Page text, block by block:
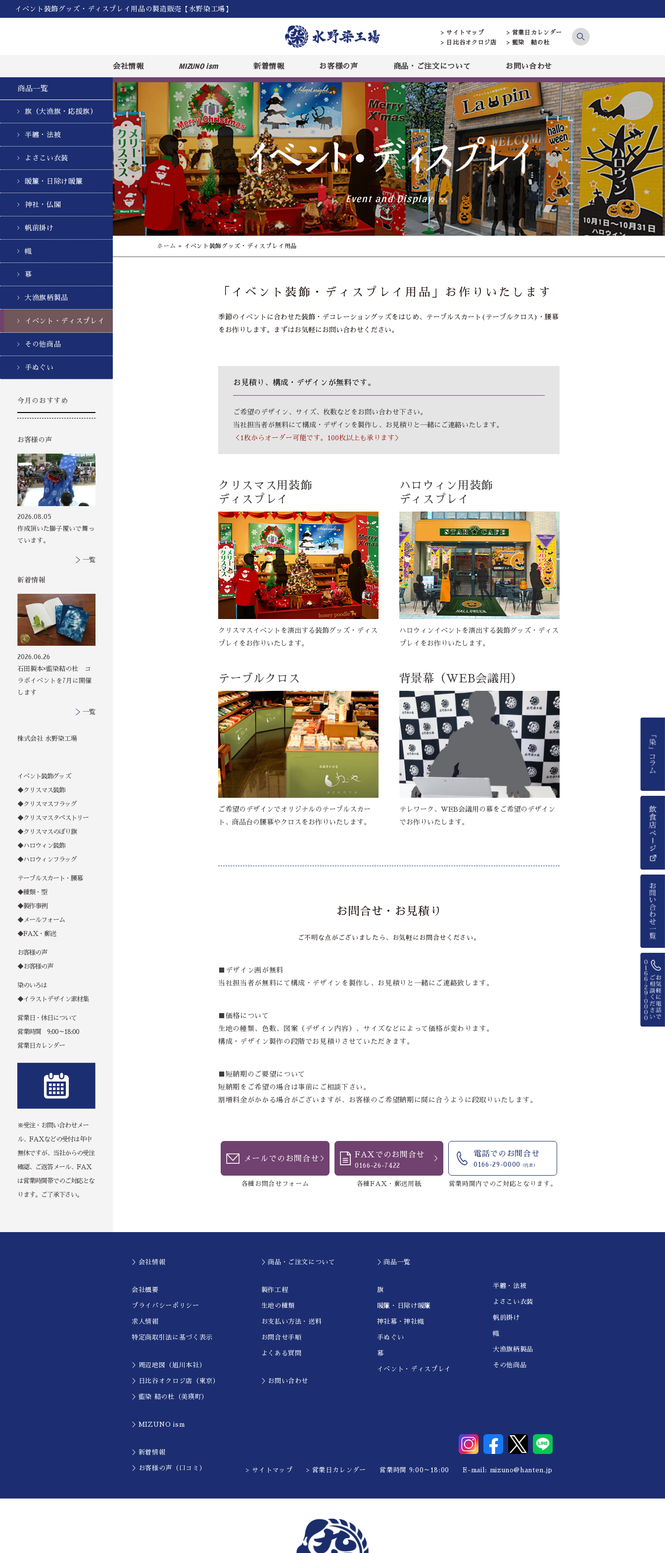
イベント装飾グッズ・ディスプレイ用品の製造販売【水野染工場】
> サイトマップ
> 営業日カレンダー
> 日比谷オクロジ店
> 藍染 結の杜
会社情報 MIZUNO ism 新着情報 お客様の声 商品・ご注文について お問い合わせ
商品一覧
旗（大漁旗・応援旗）
半纏・法被
よさこい衣装
暖簾・日除け暖簾
神社・仏閣
帆前掛け
幟
幕
大漁旗柄製品
イベント・ディスプレイ
その他商品
手ぬぐい
今月のおすすめ
お客様の声
その他の印染商
品
2026.08.05
作成頂いた獅子覆いで舞っ
ています。
一覧
新着情報
2026.06.26
石田製本×藍染結の杜 コ
ラボイベントを7月に開催
します
一覧
株式会社 水野染工場
イベント装飾グッズ
◆クリスマス装飾
◆クリスマスフラッグ
◆クリスマスタペストリー
◆クリスマスのぼり旗
◆ハロウィン装飾
◆ハロウィンフラッグ
テーブルスカート・腰幕
◆種類・型
◆製作事例
◆メールフォーム
◆FAX・郵送
お客様の声
◆お客様の声
染のいろは
◆イラストデザイン素材集
営業日・休日について
営業時間 9:00～18:00
営業日カレンダー
※受注・お問い合わせメー
ル、FAXなどの受付は年中
無休ですが、当社からの受注
確認、ご返答メール、FAX
は営業時間帯でのご対応とな
ります。ご了承下さい。
Event and Display
ホーム » イベント装飾グッズ・ディスプレイ用品
「イベント装飾・ディスプレイ用品」お作りいたします
季節のイベントに合わせた装飾・デコレーショングッズをはじめ、テーブルスカート(テーブルクロス)・腰幕
をお作りします。まずはお気軽にお問い合わせください。
お見積り、構成・デザインが無料です。
ご希望のデザイン、サイズ、枚数などをお問い合わせ下さい。
当社担当者が無料にて構成・デザインを製作し、お見積りと一緒にご連絡いたします。
＜1枚からオーダー可能です。100枚以上も承ります＞
クリスマス用装飾
ディスプレイ
クリスマスイベントを演出する装飾グッズ・ディス
プレイをお作りいたします。
ハロウィン用装飾
ディスプレイ
ハロウィンイベントを演出する装飾グッズ・ディス
プレイをお作りいたします。
テーブルクロス
ご希望のデザインでオリジナルのテーブルスカー
ト、商品台の腰幕やクロスをお作りいたします。
背景幕（WEB会議用）
テレワーク、WEB会議用の幕をご希望のデザイン
でお作りいたします。
お問合せ・お見積り
ご不明な点がございましたら、お気軽にお問合せください。
■デザイン画が無料
当社担当者が無料にて構成・デザインを製作し、お見積りと一緒にご連絡致します。
■価格について
生地の種類、色数、図案（デザイン内容）、サイズなどによって価格が変わります。
構成・デザイン製作の段階でお見積りさせていただきます。
■短納期のご要望について
短納期をご希望の場合は事前にご相談下さい。
割増料金がかかる場合がございますが、お客様のご希望納期に間に合うように段取りいたします。
メールでのお問合せ
各種お問合せフォーム
FAXでのお問合せ
0166-26-7422
各種FAX・郵送用紙
電話でのお問合せ
0166-29-0000 （代表）
営業時間内でのご対応となります。
＞会社情報
会社概要
プライバシーポリシー
求人情報
特定商取引法に基づく表示
＞周辺地図（旭川本社）
＞日比谷オクロジ店（東京）
＞藍染 結の杜（美瑛町）
＞MIZUNO ism
＞新着情報
＞お客様の声（口コミ）
＞商品・ご注文について
製作工程
生地の種類
お支払い方法・送料
お問合せ手順
よくある質問
＞お問い合わせ
＞商品一覧
旗
暖簾・日除け暖簾
神社幕・神社幟
手ぬぐい
幕
イベント・ディスプレイ
半纏・法被
よさこい衣装
帆前掛け
幟
大漁旗柄製品
その他商品
> サイトマップ > 営業日カレンダー 営業時間 9:00～18:00 E-mail: mizuno@hanten.jp